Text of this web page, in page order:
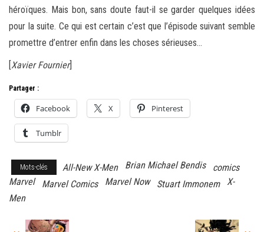
héroïques. Mais bon, sans doute faut-il se garder quelques idées
pour la suite. Ce qui est certain c’est que l’épisode suivant semble
promettre d’entrer enfin dans les choses sérieuses…
[Xavier Fournier]
Partager :
Facebook X Pinterest
Tumblr
Mots-clés All-New X-Men Brian Michael Bendis
comics
Marvel
Marvel Comics Marvel Now Stuart Immonem
X-
Men